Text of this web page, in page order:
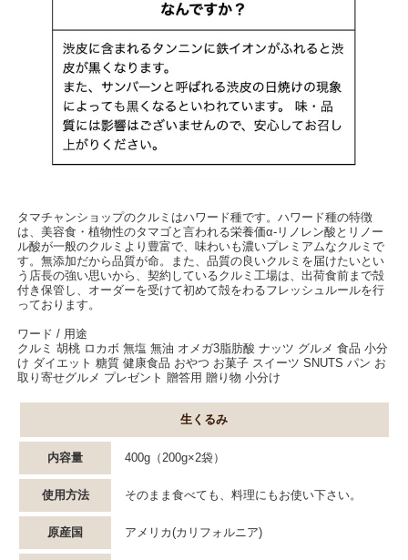
タマチャンショップのクルミはハワード種です。ハワード種の特徴
は、美容食・植物性のタマゴと言われる栄養価α-リノレン酸とリノー
ル酸が一般のクルミより豊富で、味わいも濃いプレミアムなクルミで
す。無添加だから品質が命。また、品質の良いクルミを届けたいとい
う店長の強い思いから、契約しているクルミ工場は、出荷食前まで殻
付き保管し、オーダーを受けて初めて殻をわるフレッシュルールを行
っております。
ワード / 用途
クルミ 胡桃 ロカボ 無塩 無油 オメガ3脂肪酸 ナッツ グルメ 食品 小分
け ダイエット 糖質 健康食品 おやつ お菓子 スイーツ SNUTS パン お
取り寄せグルメ プレゼント 贈答用 贈り物 小分け
生くるみ
内容量 400g（200g×2袋）
使用方法 そのまま食べても、料理にもお使い下さい。
原産国 アメリカ(カリフォルニア)